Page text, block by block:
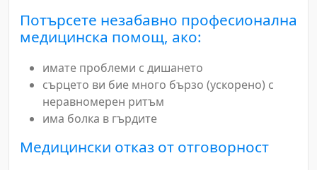
Потърсете незабавно професионална
медицинска помощ, ако:
имате проблеми с дишането
сърцето ви бие много бързо (ускорено) с
неравномерен ритъм
има болка в гърдите
Медицински отказ от отговорност